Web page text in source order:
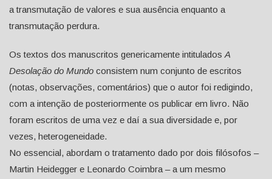
a transmutação de valores e sua ausência enquanto a
transmutação perdura.
Os textos dos manuscritos genericamente intitulados A
Desolação do Mundo consistem num conjunto de escritos
(notas, observações, comentários) que o autor foi redigindo,
com a intenção de posteriormente os publicar em livro. Não
foram escritos de uma vez e daí a sua diversidade e, por
vezes, heterogeneidade.
No essencial, abordam o tratamento dado por dois filósofos –
Martin Heidegger e Leonardo Coimbra – a um mesmo